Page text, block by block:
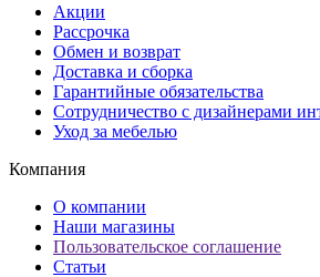
Акции
Рассрочка
Обмен и возврат
Доставка и сборка
Гарантийные обязательства
Сотрудничество с дизайнерами
Уход за мебелью
Компания
О компании
Наши магазины
Пользовательское соглашение
Статьи